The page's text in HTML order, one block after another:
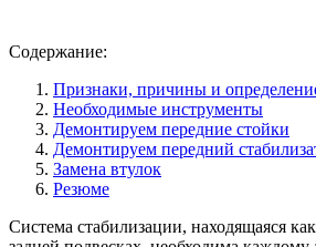
Содержание:
Признаки, причины и
Необходимые инструменты
Демонтируем передние стойки
Демонтируем передний
Замена втулок
Резюме
Система стабилизации, находящаяся